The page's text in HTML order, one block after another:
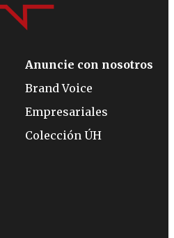
Anuncie con nosotros
Brand Voice
Empresariales
Colección ÚH